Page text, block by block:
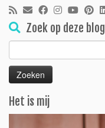
Zoek op deze blog
naar:
Het is mij